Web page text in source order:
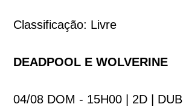
Classificação: Livre
DEADPOOL E WOLVERINE
04/08 DOM - 15H00 | 2D | DUB